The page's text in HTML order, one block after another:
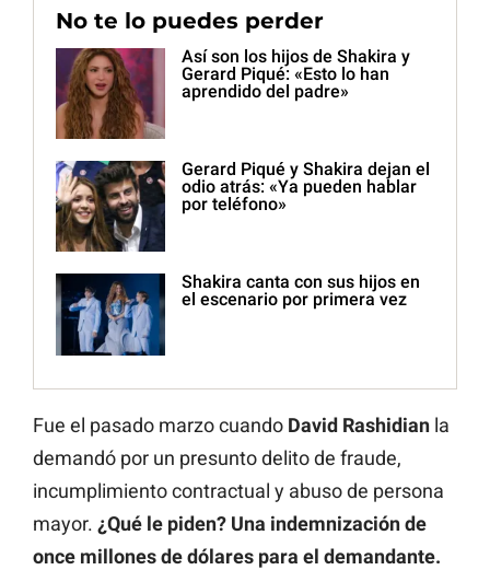
No te lo puedes perder
Así son los hijos de Shakira y
Gerard Piqué: «Esto lo han
aprendido del padre»
Gerard Piqué y Shakira dejan el
odio atrás: «Ya pueden hablar
por teléfono»
Shakira canta con sus hijos en
el escenario por primera vez
Fue el pasado marzo cuando David Rashidian la
demandó por un presunto delito de fraude,
incumplimiento contractual y abuso de persona
mayor. ¿Qué le piden? Una indemnización de
once millones de dólares para el demandante.